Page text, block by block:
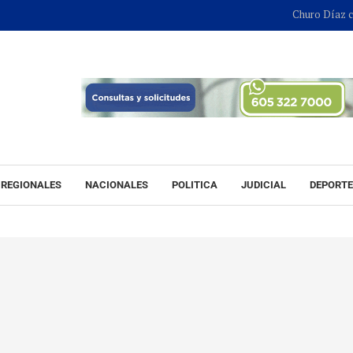
Churo Díaz
REGIONALES NACIONALES POLITICA JUDICIAL